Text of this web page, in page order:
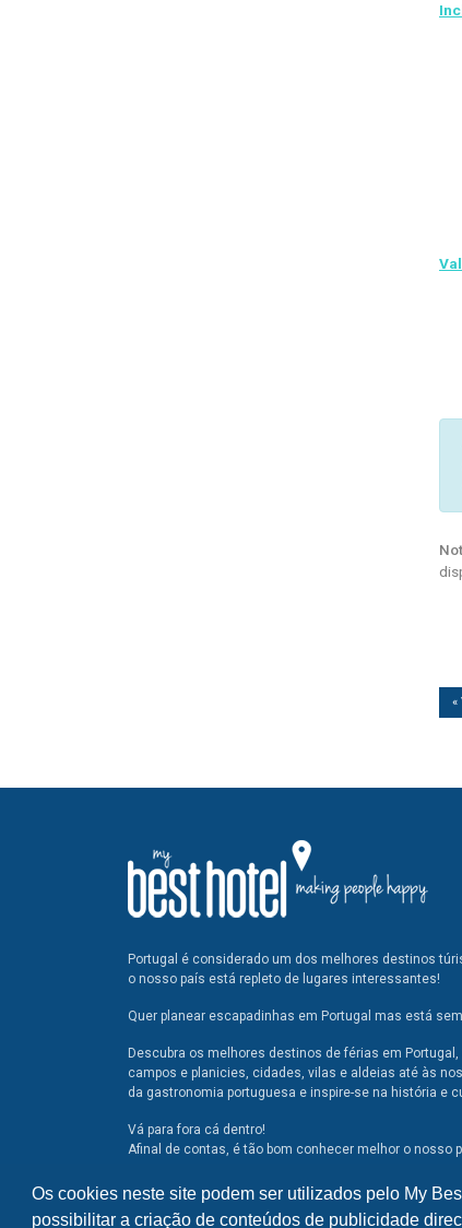
Os cookies neste site podem ser utilizados pelo My
possibilitar a criação de conteúdos de publicidade
«
Portugal é considerado um dos melhores destinos
o nosso país está repleto de lugares interessantes!
Quer planear escapadinhas em Portugal mas está
Descubra os melhores destinos de férias em
campos e planicies, cidades, vilas e aldeias até às
da gastronomia portuguesa e inspire-se na história e
Vá para fora cá dentro!
Afinal de contas, é tão bom conhecer melhor o nosso